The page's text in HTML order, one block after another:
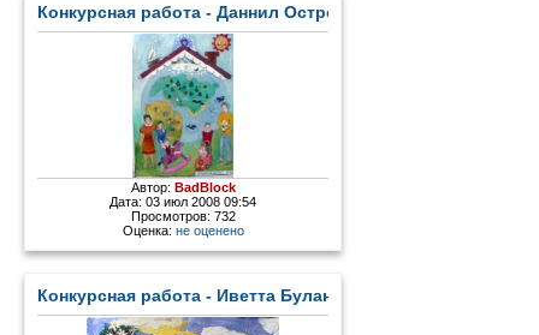
Конкурсная работа - Даннил Островский.jpg
Автор: BadBlock
Дата: 03 июл 2008 09:54
Просмотров: 732
Оценка: не оценено
Конкурсная работа - Иветта Буланова.jpg